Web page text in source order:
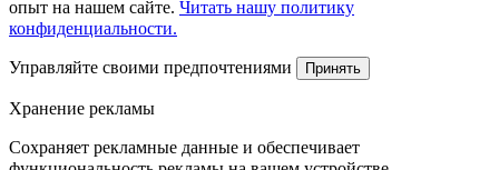
опыт на нашем сайте. Читать нашу политику
конфиденциальности.
Управляйте своими предпочтениями Принять
Хранение рекламы
Сохраняет рекламные данные и обеспечивает